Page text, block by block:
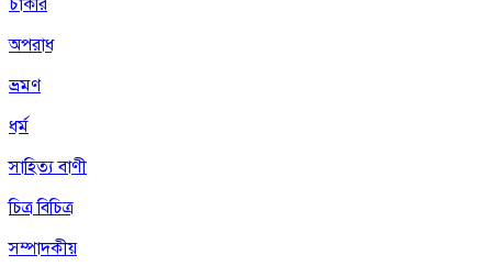
চাকরি
অপরাধ
ভ্রমণ
ধর্ম
সাহিত্য বাণী
চিত্র বিচিত্র
সম্পাদকীয়